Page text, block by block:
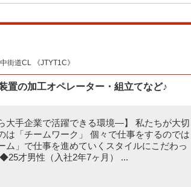
街道CL 《JTYT1C》
置の加工オペレーター・組立てなど♪
大手企業で活躍できる環境―】 私たちが大切
は「チームワーク」 個々で仕事をするのでは
ム」で仕事を進めていくスタイルにこだわっ
才男性（入社2年7ヶ月） ...